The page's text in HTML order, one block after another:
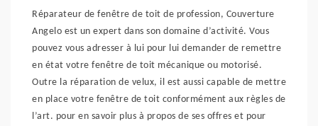
Réparateur de fenêtre de toit de profession, Couverture
Angelo est un expert dans son domaine d’activité. Vous
pouvez vous adresser à lui pour lui demander de remettre
en état votre fenêtre de toit mécanique ou motorisé.
Outre la réparation de velux, il est aussi capable de mettre
en place votre fenêtre de toit conformément aux règles de
l’art. pour en savoir plus à propos de ses offres et pour